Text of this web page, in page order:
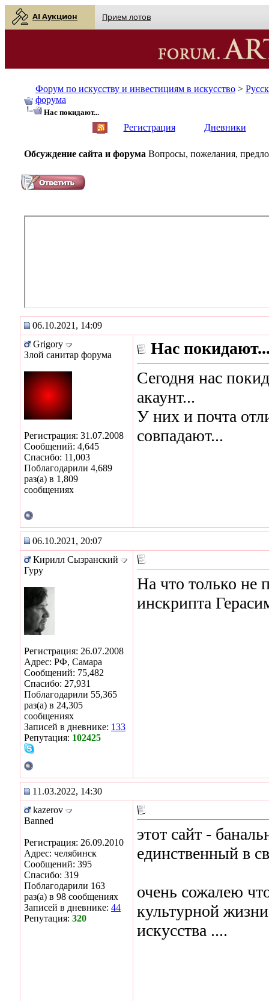
AI Аукцион Прием лотов
Форум по искусству и инвестициям в искусство >
форума
Нас покидают...
Регистрация Дневники
Обсуждение сайта и форума Вопросы, пожелания,
06.10.2021, 14:09
Grigory
Злой санитар форума
Регистрация: 31.07.2008
Сообщений: 4,645
Спасибо: 11,003
Поблагодарили 4,689
раз(а) в 1,809
сообщениях
Нас
Сегодня нас
акаунт...
У них и почта
совпадают...
06.10.2021, 20:07
Кирилл Сызранский
Гуру
Регистрация: 26.07.2008
Адрес: РФ, Самара
Сообщений: 75,482
Спасибо: 27,931
Поблагодарили 55,365
раз(а) в 24,305
сообщениях
Записей в дневнике: 133
Репутация: 102425
На что только не
инскрипта
11.03.2022, 14:30
kazerov
Banned
Регистрация: 26.09.2010
Адрес: челябинск
Сообщений: 395
Спасибо: 319
Поблагодарили 163
раз(а) в 98 сообщениях
Записей в дневнике: 44
Репутация: 320
этот сайт -
единственный в
очень сожалею
культурной
искусства ....